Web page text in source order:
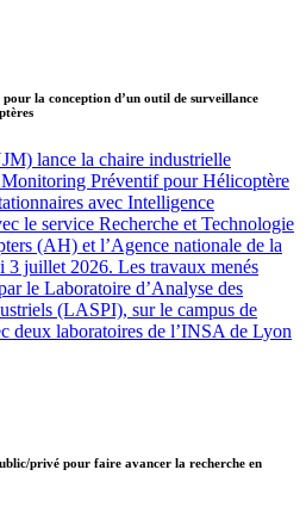
la conception d’un outil de surveillance
lance la chaire industrielle
Préventif pour Hélicoptère
avec Intelligence
le service Recherche et Technologie
(AH) et l’Agence nationale de la
juillet 2026. Les travaux menés
le Laboratoire d’Analyse des
(LASPI), sur le campus de
deux laboratoires de l’INSA de Lyon
privé pour faire avancer la recherche en